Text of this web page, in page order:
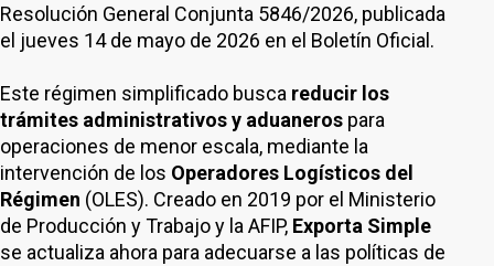
Resolución General Conjunta 5846/2026, publicada
el jueves 14 de mayo de 2026 en el Boletín Oficial.
Este régimen simplificado busca reducir los
trámites administrativosy aduaneros para
operaciones de menor escala, mediante la
intervención de los Operadores Logísticos del
Régimen (OLES). Creado en 2019 por el Ministerio
de Producción y Trabajo y la AFIP, Exporta Simple
se actualiza ahora para adecuarse a las políticas de